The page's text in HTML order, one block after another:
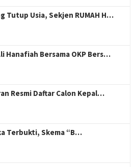
Tutup Usia, Sekjen RUMAH H…
Hanafiah Bersama OKP Bers…
Resmi Daftar Calon Kepal…
Terbukti, Skema “B…